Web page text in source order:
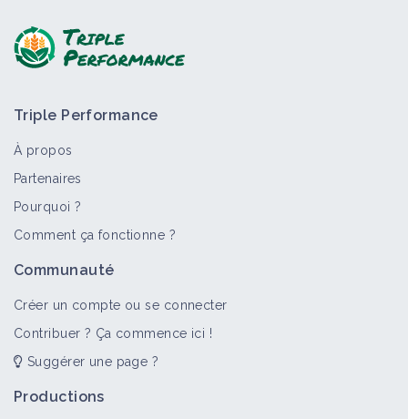
Triple Performance
À propos
Partenaires
Pourquoi ?
Comment ça fonctionne ?
Communauté
Créer un compte ou se connecter
Contribuer ? Ça commence ici !
Suggérer une page ?
Productions